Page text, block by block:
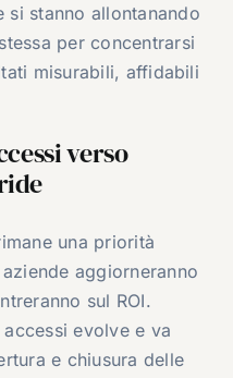
si stanno allontanando
per concentrarsi
misurabili, affidabili
verso
una priorità
aggiorneranno
sul ROI.
evolve e va
e chiusura delle